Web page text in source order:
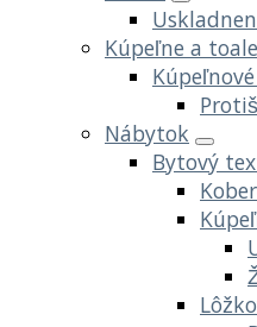
Kúpeľne a
Nábytok
Bytový